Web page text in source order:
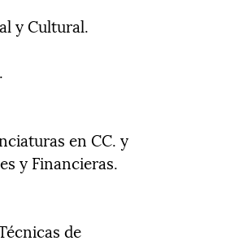
y Cultural.
en CC. y
y Financieras.
de